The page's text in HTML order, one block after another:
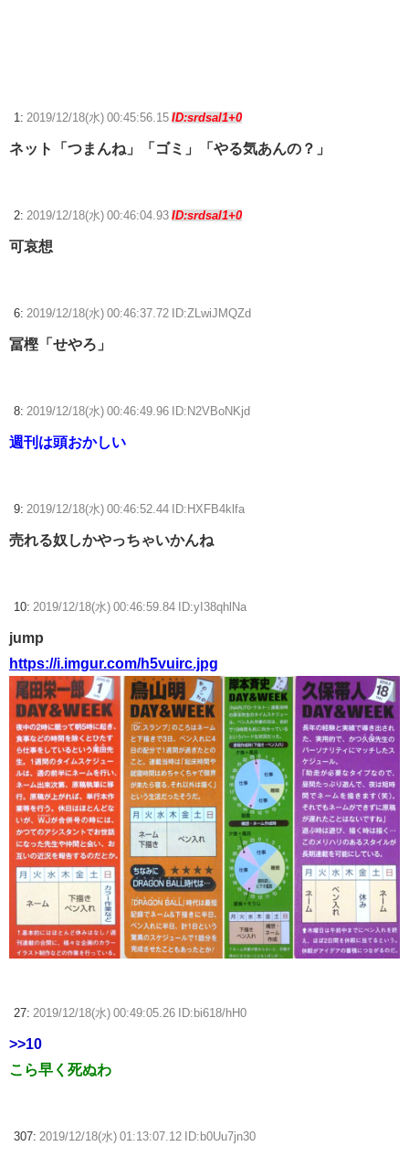
【ウマ娘】ディザイアの謎ポーズ、完全にアレと一致ｗｗｗ
【競馬】G1・2勝 アスコリピチェーノが引退 繁殖入りへ
1: 2019/12/18(水) 00:45:56.15 ID:srdsal1+0
ネット「つまんね」「ゴミ」「やる気あんの？」
2: 2019/12/18(水) 00:46:04.93 ID:srdsal1+0
可哀想
6: 2019/12/18(水) 00:46:37.72 ID:ZLwiJMQZd
冨樫「せやろ」
8: 2019/12/18(水) 00:46:49.96 ID:N2VBoNKjd
週刊は頭おかしい
9: 2019/12/18(水) 00:46:52.44 ID:HXFB4klfa
売れる奴しかやっちゃいかんね
10: 2019/12/18(水) 00:46:59.84 ID:yI38qhlNa
jump
https://i.imgur.com/h5vuirc.jpg
27: 2019/12/18(水) 00:49:05.26 ID:bi618/hH0
>>10
こら早く死ぬわ
307: 2019/12/18(水) 01:13:07.12 ID:b0Uu7jn30